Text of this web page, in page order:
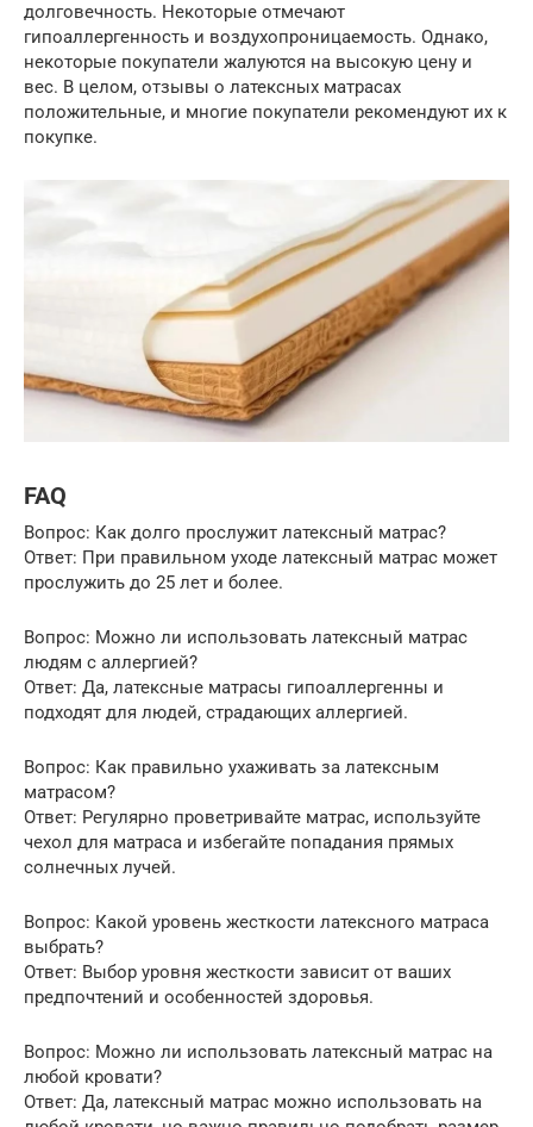
долговечность. Некоторые отмечают
гипоаллергенность и воздухопроницаемость. Однако,
некоторые покупатели жалуются на высокую цену и
вес. В целом, отзывы о латексных матрасах
положительные, и многие покупатели рекомендуют их к
покупке.
FAQ
Вопрос: Как долго прослужит латексный матрас?
Ответ: При правильном уходе латексный матрас может
прослужить до 25 лет и более.
Вопрос: Можно ли использовать латексный матрас
людям с аллергией?
Ответ: Да, латексные матрасы гипоаллергенны и
подходят для людей, страдающих аллергией.
Вопрос: Как правильно ухаживать за латексным
матрасом?
Ответ: Регулярно проветривайте матрас, используйте
чехол для матраса и избегайте попадания прямых
солнечных лучей.
Вопрос: Какой уровень жесткости латексного матраса
выбрать?
Ответ: Выбор уровня жесткости зависит от ваших
предпочтений и особенностей здоровья.
Вопрос: Можно ли использовать латексный матрас на
любой кровати?
Ответ: Да, латексный матрас можно использовать на